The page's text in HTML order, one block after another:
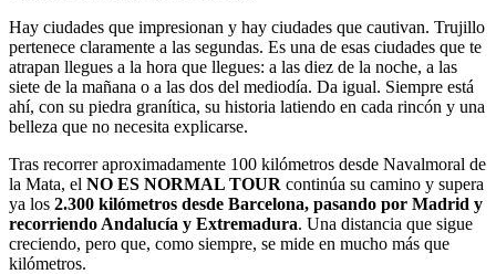
Hay ciudades que impresionan y hay ciudades que cautivan. Trujillo
pertenece claramente a las segundas. Es una de esas ciudades que te
atrapan llegues a la hora que llegues: a las diez de la noche, a las
siete de la mañana o a las dos del mediodía. Da igual. Siempre está
ahí, con su piedra granítica, su historia latiendo en cada rincón y una
belleza que no necesita explicarse.
Tras recorrer aproximadamente 100 kilómetros desde Navalmoral de
la Mata, el NO ES NORMAL TOUR continúa su camino y supera
ya los 2.300 kilómetros desde Barcelona, pasando por Madrid y
recorriendo Andalucía y Extremadura. Una distancia que sigue
creciendo, pero que, como siempre, se mide en mucho más que
kilómetros.